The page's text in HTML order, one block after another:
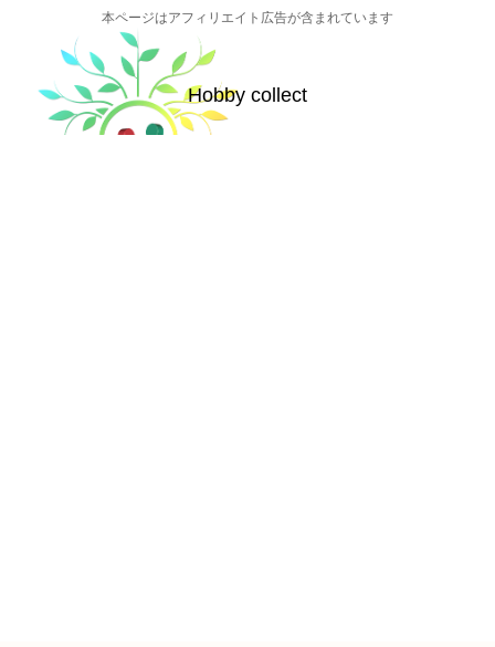
本ページはアフィリエイト広告が含まれています
Hobby collect